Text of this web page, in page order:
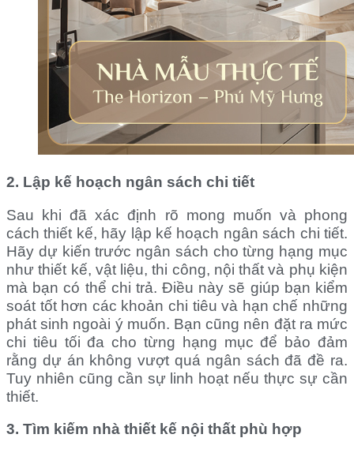
2. Lập kế hoạch ngân sách chi tiết
Sau khi đã xác định rõ mong muốn và phong
cách thiết kế, hãy lập kế hoạch ngân sách chi tiết.
Hãy dự kiến trước ngân sách cho từng hạng mục
như thiết kế, vật liệu, thi công, nội thất và phụ kiện
mà bạn có thể chi trả.Điều này sẽ giúp bạn kiểm
soát tốt hơn các khoản chi tiêu và hạn chế những
phát sinh ngoài ý muốn. Bạn cũng nên đặt ra mức
chi tiêu tối đa cho từng hạng mục để bảo đảm
rằng dự án không vượt quá ngân sách đã đề ra.
Tuy nhiên cũng cần sự linh hoạt nếu thực sự cần
thiết.
3. Tìm kiếm nhà thiết kế nội thất phù hợp